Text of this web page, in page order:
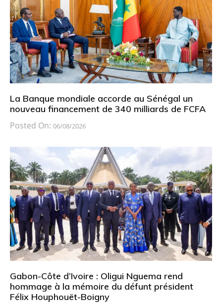
La Banque mondiale accorde au Sénégal un
nouveau financement de 340 milliards de FCFA
Posted On: 06/08/2026
Gabon-Côte d’Ivoire : Oligui Nguema rend
hommage à la mémoire du défunt président
Félix Houphouët-Boigny